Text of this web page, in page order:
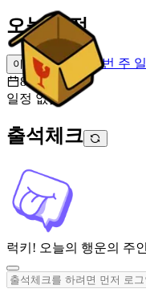
오늘 일정
이번 주 일정
이번 주
8월 9일 [일]
일정 없음
출석체크
럭키! 오늘의 행운의 주